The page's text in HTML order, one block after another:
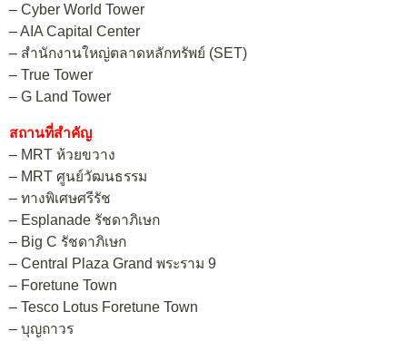
– Cyber World Tower
– AIA Capital Center
– สำนักงานใหญ่ตลาดหลักทรัพย์ (SET)
– True Tower
– G Land Tower
สถานที่สำคัญ
– MRT ห้วยขวาง
– MRT ศูนย์วัฒนธรรม
– ทางพิเศษศรีรัช
– Esplanade รัชดาภิเษก
– Big C รัชดาภิเษก
– Central Plaza Grand พระราม 9
– Foretune Town
– Tesco Lotus Foretune Town
– บุญถาวร